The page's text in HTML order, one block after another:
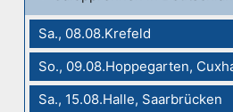
Sa., 08.08.Krefeld
So., 09.08.Hoppegarten,
Sa., 15.08.Halle, Saarbrücken